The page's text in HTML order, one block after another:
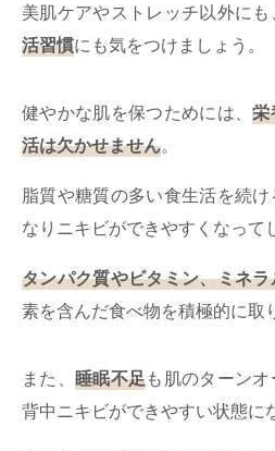
美肌ケアやストレッチ以外に
活習慣にも気をつけましょう。
健やかな肌を保つためには、栄
活は欠かせません。
脂質や糖質の多い食生活を続
なりニキビができやすくなって
タンパク質やビタミン、ミネラ
素を含んだ食べ物を積極的に取
また、 睡眠不足も肌のターンオ
背中ニキビができやすい状態に